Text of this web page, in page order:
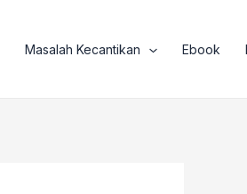
Masalah Kecantikan Ebook